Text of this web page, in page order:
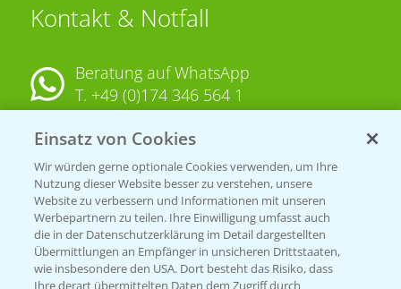
Kontakt & Notfall
Beratung auf WhatsApp
T. +49 (0)174 346 564 1
KONTAKT
Hilfe in Notfällen
T.+49 (0)214/30-20220
Einsatz von Cookies
Wir würden gerne optionale Cookies verwenden, um Ihre
Nutzung dieser Website besser zu verstehen, unsere
Website zu verbessern und Informationen mit unseren
Werbepartnern zu teilen. Ihre Einwilligung umfasst auch
die in der Datenschutzerklärung im Detail dargestellten
Übermittlungen an Empfänger in unsicheren Drittstaaten,
wie insbesondere den USA. Dort besteht das Risiko, dass
Ihre derart übermittelten Daten dem Zugriff durch